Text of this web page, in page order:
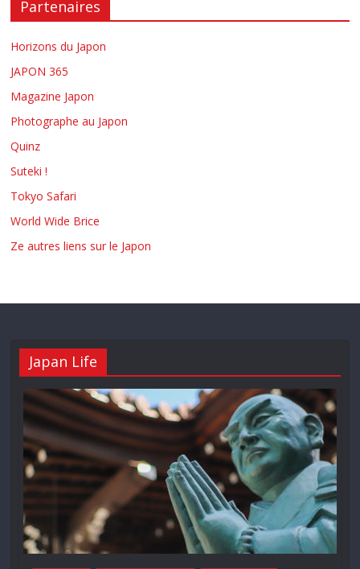
Partenaires
Horizons du Japon
JAPON 365
Magazine Japon
Photographe au Japon
Quinz
Suteki !
Tokyo Safari
World Wide Brice
Ze autres liens sur le Japon
Japan Life